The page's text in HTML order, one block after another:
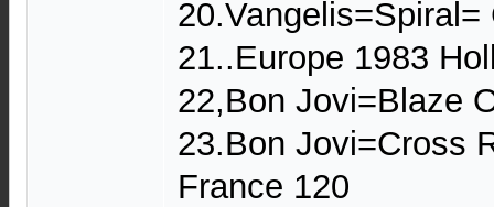
21..Europe 1983
22,Bon Jovi=Blaze
23.Bon Jovi=Cross
France 120